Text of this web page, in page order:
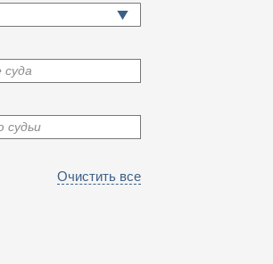
суда
судьи
Очистить все